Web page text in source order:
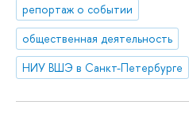
репортаж о событии
общественная деятельность
НИУ ВШЭ в Санкт-Петербурге